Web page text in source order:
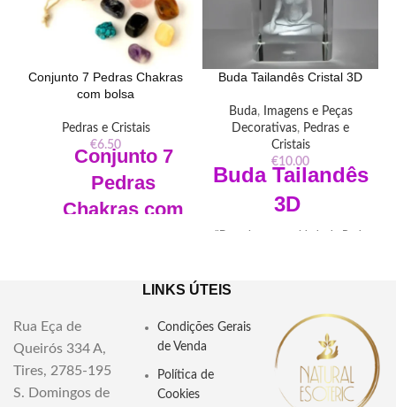
Conjunto 7 Pedras Chakras
com bolsa
Pedras e Cristais
€6.50
Conjunto 7
Pedras
Chakras com
harmonia interior com nosso
bolsa para transporte
conveniente. Explore agora!"
Dimensões: Altura 1-2cm
Largura 1-1.5cm Profundidade
Buda Tailandês Cristal 3D
Buda,
Imagens e Peças
Decorativas, Pedras e
Cristais
€10.00
Buda Tailandês
3D
paz em cada gravação a laser.
de arte espiritual."
Dimensões: Comprimento
5cm Largura 5cm Altura 8cm
Material: Cristal
Rua Eça de
Queirós 334 A,
Tires, 2785-195
S. Domingos de
LINKS ÚTEIS
Condições Gerais
de Venda
Política de
Cookies